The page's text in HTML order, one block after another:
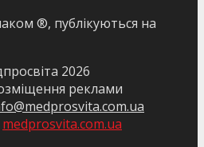
®, публікуються на
2026
реклами
medprosvita.com.ua